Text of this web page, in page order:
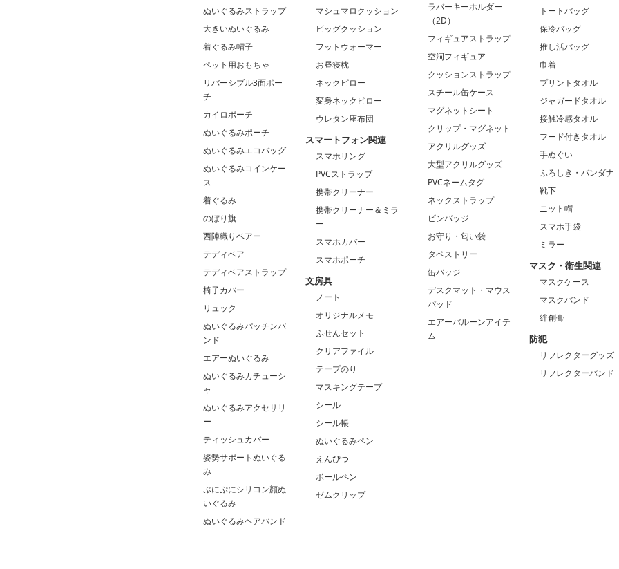
ぬいぐるみストラップ
大きいぬいぐるみ
着ぐるみ帽子
ペット用おもちゃ
リバーシブル3面ポー
チ
カイロポーチ
ぬいぐるみポーチ
ぬいぐるみエコバッグ
ぬいぐるみコインケー
ス
着ぐるみ
のぼり旗
西陣織りベアー
テディベア
テディベアストラップ
椅子カバー
リュック
ぬいぐるみパッチンバ
ンド
エアーぬいぐるみ
ぬいぐるみカチューシ
ャ
ぬいぐるみアクセサリ
ー
ティッシュカバー
姿勢サポートぬいぐる
み
ぷにぷにシリコン顔ぬ
いぐるみ
ぬいぐるみヘアバンド
マシュマロクッション
ビッグクッション
フットウォーマー
お昼寝枕
ネックピロー
変身ネックピロー
ウレタン座布団
スマートフォン関連
スマホリング
PVCストラップ
携帯クリーナー
携帯クリーナー＆ミラ
ー
スマホカバー
スマホポーチ
文房具
ノート
オリジナルメモ
ふせんセット
クリアファイル
テープのり
マスキングテープ
シール
シール帳
ぬいぐるみペン
えんぴつ
ボールペン
ゼムクリップ
ラバーキーホルダー
（2D）
フィギュアストラップ
空洞フィギュア
クッションストラップ
スチール缶ケース
マグネットシート
クリップ・マグネット
アクリルグッズ
大型アクリルグッズ
PVCネームタグ
ネックストラップ
ピンバッジ
お守り・匂い袋
タペストリー
缶バッジ
デスクマット・マウス
パッド
エアーバルーンアイテ
ム
トートバッグ
保冷バッグ
推し活バッグ
巾着
プリントタオル
ジャガードタオル
接触冷感タオル
フード付きタオル
手ぬぐい
ふろしき・バンダナ
靴下
ニット帽
スマホ手袋
ミラー
マスク・衛生関連
マスクケース
マスクバンド
絆創膏
防犯
リフレクターグッズ
リフレクターバンド